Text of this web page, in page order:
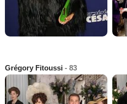
Grégory Fitoussi - 83